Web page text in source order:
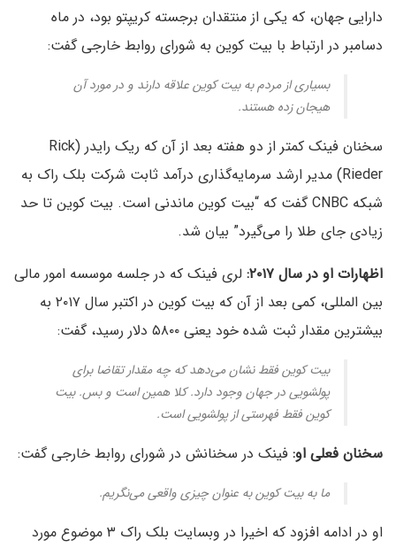
دارایی جهان، که یکی از منتقدان برجسته کریپتو بود، در ماه
دسامبر در ارتباط با بیت کوین به شورای روابط خارجی گفت:
بسیاری از مردم به بیت کوین علاقه دارند و در مورد آن
هیجان زده هستند.
سخنان فینک کمتر از دو هفته بعد از آن که ریک رایدر (Rick
Rieder) مدیر ارشد سرمایه‌گذاری‌ درآمد ثابت شرکت بلک راک به
شبکه CNBC گفت که “بیت کوین ماندنی است. بیت کوین تا حد
زیادی جای طلا را می‌گیرد” بیان شد.
اظهارات او در سال ۲۰۱۷:
لری فینک که در جلسه موسسه امور مالی
بین المللی، کمی بعد از آن که بیت کوین در اکتبر سال ۲۰۱۷ به
بیشترین مقدار ثبت شده خود یعنی ۵۸۰۰ دلار رسید، گفت:
بیت کوین فقط نشان می‌دهد که چه مقدار تقاضا برای
پولشویی در جهان وجود دارد. کلا همین است و بس. بیت
کوین فقط فهرستی از پولشویی است.
سخنان فعلی او: فینک در سخنانش در شورای روابط خارجی گفت:
ما به بیت کوین به عنوان چیزی واقعی می‌نگریم.
او در ادامه افزود که اخیرا در وبسایت بلک راک ۳ موضوع مورد